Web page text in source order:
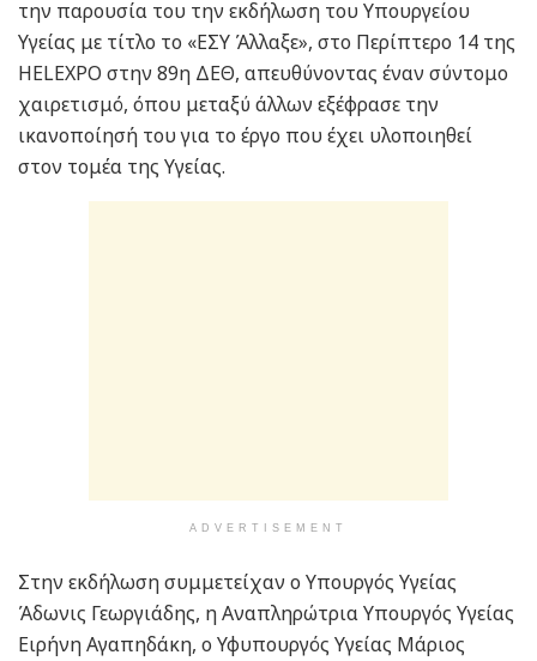
την παρουσία του την εκδήλωση του Υπουργείου
Υγείας με τίτλο το «ΕΣΥ Άλλαξε», στο Περίπτερο 14 της
HELEXPO στην 89η ΔΕΘ, απευθύνοντας έναν σύντομο
χαιρετισμό, όπου μεταξύ άλλων εξέφρασε την
ικανοποίησή του για το έργο που έχει υλοποιηθεί
στον τομέα της Υγείας.
ADVERTISEMENT
Στην εκδήλωση συμμετείχαν ο Υπουργός Υγείας
Άδωνις Γεωργιάδης, η Αναπληρώτρια Υπουργός Υγείας
Ειρήνη Αγαπηδάκη, ο Υφυπουργός Υγείας Μάριος